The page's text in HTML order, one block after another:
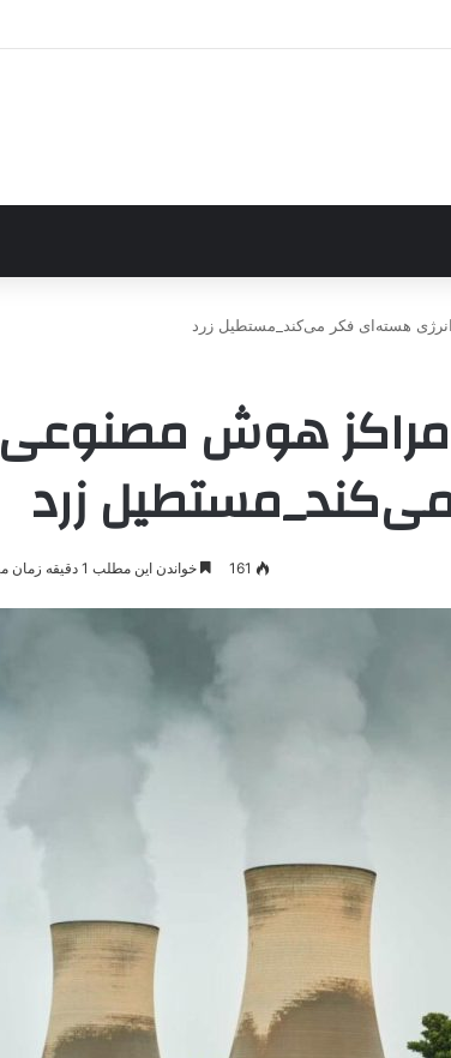
هسته‌ای فکر می‌کند_مستطیل زرد
مراکز هوش مصنوعی
زرد
161 خواندن این مطلب 1 دقیقه زمان میبرد